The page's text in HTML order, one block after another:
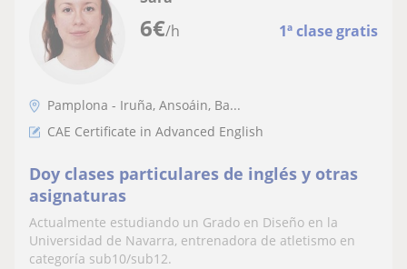
6€/h 1ª clase gratis
Pamplona - Iruña, Ansoáin, Ba...
CAE Certificate in Advanced English
Doy clases particulares de inglés y otras
asignaturas
Actualmente estudiando un Grado en Diseño en la
Universidad de Navarra, entrenadora de atletismo en
categoría sub10/sub12.